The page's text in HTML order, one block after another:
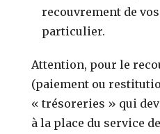
recouvrement de
particulier.
Attention, pour le
(paiement ou
« trésoreries » qui
à la place du service